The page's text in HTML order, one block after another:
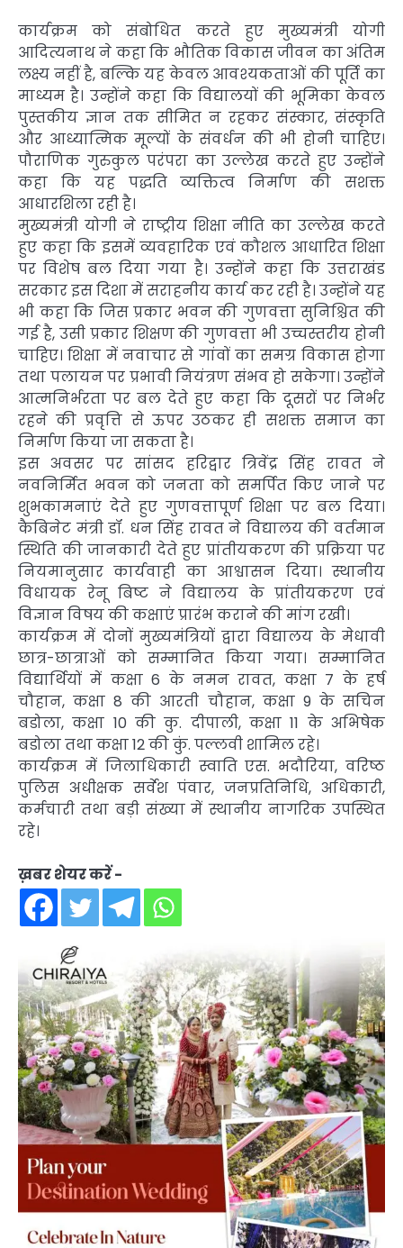
कार्यक्रम को संबोधित करते हुए मुख्यमंत्री योगी
आदित्यनाथ ने कहा कि भौतिक विकास जीवन का अंतिम
लक्ष्य नहीं है, बल्कि यह केवल आवश्यकताओं की पूर्ति का
माध्यम है। उन्होंने कहा कि विद्यालयों की भूमिका केवल
पुस्तकीय ज्ञान तक सीमित न रहकर संस्कार, संस्कृति
और आध्यात्मिक मूल्यों के संवर्धन की भी होनी चाहिए।
पौराणिक गुरुकुल परंपरा का उल्लेख करते हुए उन्होंने
कहा कि यह पद्धति व्यक्तित्व निर्माण की सशक्त
आधारशिला रही है।
मुख्यमंत्री योगी ने राष्ट्रीय शिक्षा नीति का उल्लेख करते
हुए कहा कि इसमें व्यवहारिक एवं कौशल आधारित शिक्षा
पर विशेष बल दिया गया है। उन्होंने कहा कि उत्तराखंड
सरकार इस दिशा में सराहनीय कार्य कर रही है। उन्होंने यह
भी कहा कि जिस प्रकार भवन की गुणवत्ता सुनिश्चित की
गई है, उसी प्रकार शिक्षण की गुणवत्ता भी उच्चस्तरीय होनी
चाहिए। शिक्षा में नवाचार से गांवों का समग्र विकास होगा
तथा पलायन पर प्रभावी नियंत्रण संभव हो सकेगा। उन्होंने
आत्मनिर्भरता पर बल देते हुए कहा कि दूसरों पर निर्भर
रहने की प्रवृत्ति से ऊपर उठकर ही सशक्त समाज का
निर्माण किया जा सकता है।
इस अवसर पर सांसद हरिद्वार त्रिवेंद्र सिंह रावत ने
नवनिर्मित भवन को जनता को समर्पित किए जाने पर
शुभकामनाएं देते हुए गुणवत्तापूर्ण शिक्षा पर बल दिया।
कैबिनेट मंत्री डॉ. धन सिंह रावत ने विद्यालय की वर्तमान
स्थिति की जानकारी देते हुए प्रांतीयकरण की प्रक्रिया पर
नियमानुसार कार्यवाही का आश्वासन दिया। स्थानीय
विधायक रेनू बिष्ट ने विद्यालय के प्रांतीयकरण एवं
विज्ञान विषय की कक्षाएं प्रारंभ कराने की मांग रखी।
कार्यक्रम में दोनों मुख्यमंत्रियों द्वारा विद्यालय के मेधावी
छात्र-छात्राओं को सम्मानित किया गया। सम्मानित
विद्यार्थियों में कक्षा 6 के नमन रावत, कक्षा 7 के हर्ष
चौहान, कक्षा 8 की आरती चौहान, कक्षा 9 के सचिन
बडोला, कक्षा 10 की कु. दीपाली, कक्षा 11 के अभिषेक
बडोला तथा कक्षा 12 की कुं. पल्लवी शामिल रहे।
कार्यक्रम में जिलाधिकारी स्वाति एस. भदौरिया, वरिष्ठ
पुलिस अधीक्षक सर्वेश पंवार, जनप्रतिनिधि, अधिकारी,
कर्मचारी तथा बड़ी संख्या में स्थानीय नागरिक उपस्थित
रहे।
ख़बर शेयर करें -